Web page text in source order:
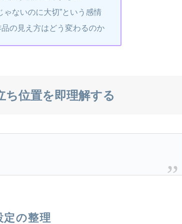
ゃないのに大切”という感情
の見え方はどう変わるのか
位置を即理解する
の整理